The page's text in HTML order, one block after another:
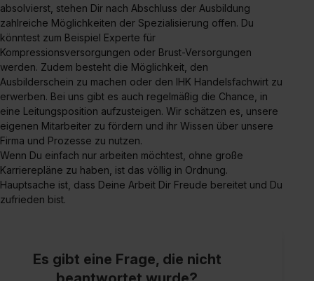
absolvierst, stehen Dir nach Abschluss der Ausbildung
zahlreiche Möglichkeiten der Spezialisierung offen. Du
könntest zum Beispiel Experte für
Kompressionsversorgungen oder Brust-Versorgungen
werden. Zudem besteht die Möglichkeit, den
Ausbilderschein zu machen oder den IHK Handelsfachwirt zu
erwerben. Bei uns gibt es auch regelmäßig die Chance, in
eine Leitungsposition aufzusteigen. Wir schätzen es, unsere
eigenen Mitarbeiter zu fördern und ihr Wissen über unsere
Firma und Prozesse zu nutzen.
Wenn Du einfach nur arbeiten möchtest, ohne große
Karrierepläne zu haben, ist das völlig in Ordnung.
Hauptsache ist, dass Deine Arbeit Dir Freude bereitet und Du
zufrieden bist.
Es gibt eine Frage, die nicht